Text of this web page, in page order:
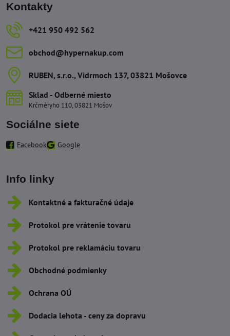
Kontakty
+421 950 492 562
obchod​@hypernakup​.com
RUBEN, s​.r​.o​., Vidrmoch 137, 03821 Mošovce
Sklad - Odberné miesto
Krčméryho 110, 03821 Mošov
Sociálne siete
Facebook Google
Info linky
Kontaktné a fakturačné údaje
Protokol pre vrátenie tovaru
Protokol pre reklamáciu tovaru
Obchodné podmienky
Ochrana OÚ
Dodacia lehota - ceny za dopravu